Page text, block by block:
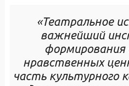
«Театральное
важнейший
формирования
нравственных
часть культурного